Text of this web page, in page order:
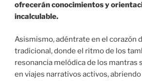
ofrecerán conocimientos y
incalculable.
Asismismo, adéntrate en el corazón
tradicional, donde el ritmo de los
resonancia melódica de los mantras
en viajes narrativos activos,